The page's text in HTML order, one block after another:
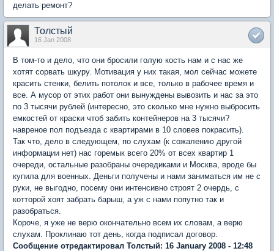
делать ремонт?
Толстый
16 Jan 2008
В том-то и дело, что они бросили голую кость нам и с нас же
хотят сорвать шкуру. Мотивация у них такая, мол сейчас можете
красить стенки, белить потолок и все, только в рабочее время и
все. А мусор от этих работ они вынуждены вывозить и нас за это
по 3 тысячи рублей (интересно, это сколько мне нужно выбросить
емкостей от краски чтоб забить контейнеров на 3 тысячи?
навреное пол подъезда с квартирами в 10 словев покрасить).
Так что, дело в следующем, по слухам (к сожалению другой
информации нет) нас горемык всего 20% от всех квартир 1
очереди, остальные разобраны очередиками и Москва, вроде бы
купила для военных. Деньги получены и нами заниматься им не с
руки, не выгодно, посему они интенсивно строят 2 очердь, с
котторой хоят забрать барыш, а уж с нами попутно так и
разобраться.
Короче, я уже не верю окончательно всем их словам, а верю
слухам. Проклинаю тот день, когда подписал договор.
Сообщение отредактировал Толстый: 16 January 2008 - 12:48